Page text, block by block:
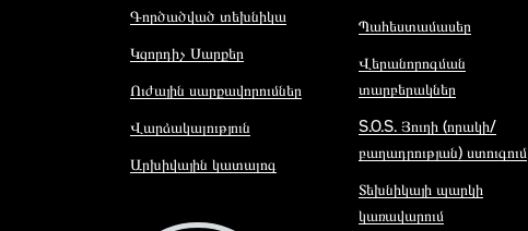
Գործածված տեխնիկա
Կցորդիչ Սարքեր
Ուժային սարքավորումներ
Վարձակալություն
Արխիվային կատալոգ
Պահեստամասեր
Վերանորոգման
տարբերակներ
S.O.S. Յուղի (որակի/
բաղադրության) ստուգում
Տեխնիկայի պարկի
կառավարում